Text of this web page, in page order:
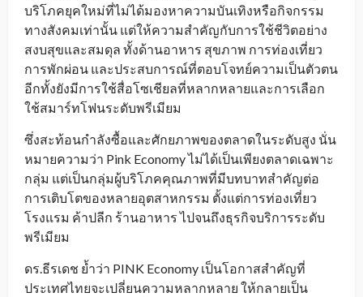
บริโภคยุคใหม่ที่ไม่ได้มองหาความบันเทิงหรือกิจกรรม
ทางสังคมเท่านั้น แต่ให้ความสำคัญกับการใช้ชีวิตอย่าง
สงบสุขและสมดุล ทั้งด้านอาหาร สุขภาพ การท่องเที่ยว
การพักผ่อน และประสบการณ์ที่ตอบโจทย์ความเป็นตัวตน
อีกทั้งยังมีการใช้สื่อโซเชียลที่หลากหลายและการเลือก
ใช้สมาร์ทโฟนระดับพรีเมียม
ซึ่งสะท้อนกำลังซื้อและศักยภาพของตลาดในระดับสูง นั่น
หมายความว่า Pink Economy ไม่ได้เป็นเพียงตลาดเฉพาะ
กลุ่ม แต่เป็นกลุ่มผู้บริโภคคุณภาพที่มีบทบาทสำคัญต่อ
การเติบโตของหลายอุตสาหกรรม ตั้งแต่การท่องเที่ยว
โรงแรม ค้าปลีก ร้านอาหาร ไปจนถึงธุรกิจบริการระดับ
พรีเมียม
ดร.ธีรเดช ย้ำว่า PINK Economy เป็นโอกาสสำคัญที่
ประเทศไทยจะเปลี่ยนความหลากหลาย ให้กลายเป็น